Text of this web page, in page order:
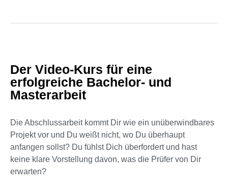
Der Video-Kurs für eine
erfolgreiche Bachelor- und
Masterarbeit
Die Abschlussarbeit kommt Dir wie ein unüberwindbares
Projekt vor und Du weißt nicht, wo Du überhaupt
anfangen sollst? Du fühlst Dich überfordert und hast
keine klare Vorstellung davon, was die Prüfer von Dir
erwarten?